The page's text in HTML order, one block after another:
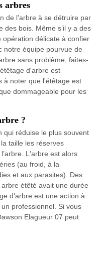
arbres
de l'arbre à se détruire par
des bois. Même s’il y a des
opération délicate à confier
notre équipe pourvue de
sans problème, faites-
d'arbre est
à noter que l'étêtage est
dommageable pour les
?
qui réduise le plus souvent
taille les réserves
L'arbre est alors
(au froid, à la
et aux parasites). Des
étêté avait une durée
d’arbre est une action à
professionnel. Si vous
Elagueur 07 peut